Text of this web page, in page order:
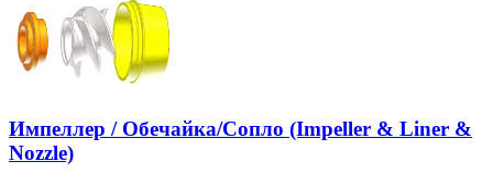
Импеллер / Обечайка/Cопло (Impeller & Liner &
Nozzle)